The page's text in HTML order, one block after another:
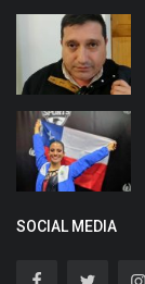
SOCIAL MEDIA